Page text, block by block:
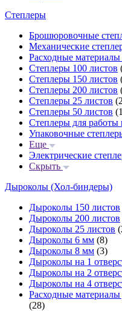
Степлеры
Брошюровочные
Механические
Расходные материалы
Степлеры 100 листов
Степлеры 150 листов
Степлеры 200 листов
Степлеры 25 листов
Степлеры 50 листов
Степлеры для работы
Упаковочные
Еще
Электрические
Скрыть
Дыроколы (Хол-биндеры)
Дыроколы 150 листов
Дыроколы 200 листов
Дыроколы 25 листов
Дыроколы 6 мм (8)
Дыроколы 8 мм (3)
Дыроколы на 1
Дыроколы на 2
Дыроколы на 4
Расходные
(28)